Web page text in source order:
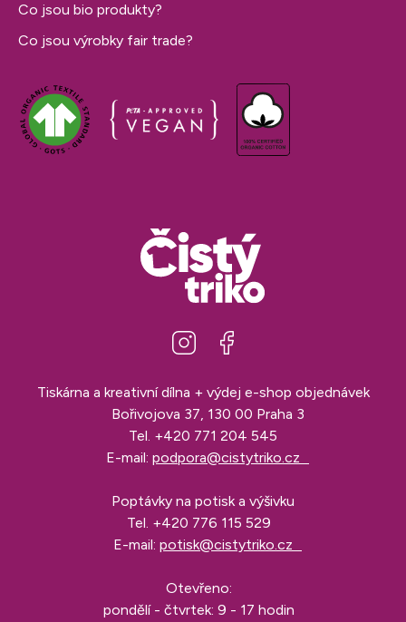
Co jsou bio produkty?
Co jsou výrobky fair trade?
Tiskárna a kreativní dílna + výdej e-shop objednávek
Bořivojova 37, 130 00 Praha 3
Tel. +420 771 204 545
E-mail: podpora@cistytriko.cz
Poptávky na potisk a výšivku
Tel. +420 776 115 529
E-mail: potisk@cistytriko.cz
Otevřeno:
pondělí - čtvrtek: 9 - 17 hodin